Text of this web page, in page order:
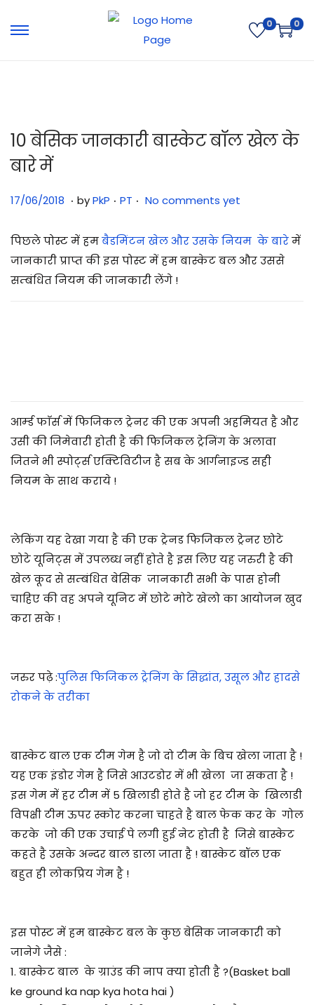
0 0
10 बेसिक जानकारी बास्केट बॉल खेल के
बारे में
Posted on
17/06/2018 3
/
0
7
. byPkP . Posted in
PT . No comments yet
पिछले पोस्ट में हमबैडमिंटन खेल और उसके नियम के बारेमें
जानकारी प्राप्त की इस पोस्ट में हम बास्केट बल और उससे
सम्बंधित नियम की जानकारी लेंगे !
आर्म्ड फाॅर्स में फिजिकल ट्रेनर की एक अपनी अहमियत है और
उसी की जिमेवारी होती है की फिजिकल ट्रेनिंग के अलावा
जितने भी स्पोर्ट्स एक्टिविटीज है सब के आर्गनाइज्ड सही
नियम के साथ कराये !
लेकिंग यह देखा गया है की एक ट्रेनड फिजिकलट्रेनरछोटे
छोटे यूनिट्स में उपलब्ध नहीं होते है इस लिए यह जरुरी है की
खेल कूद से सम्बंधित बेसिक जानकारी सभी के पास होनी
चाहिए की वह अपने यूनिट में छोटे मोटे खेलो का आयोजन खुद
करा सके !
जरुर पढ़े :पुलिस फिजिकल ट्रेनिंग के सिद्धांत, उसूल और हादसे
रोकने के तरीका
बास्केट बाल एक टीम गेम है जो दो टीम के बिच खेला जाता है !
यह एक इंडोर गेम है जिसे आउटडोर में भी खेला जा सकता है !
इस गेम में हर टीम में 5 खिलाडी होते है जो हर टीम के खिलाडी
विपक्षी टीम ऊपर स्कोर करना चाहते है बाल फेक कर के गोल
करके जो की एक उचाई पे लगी हुई नेट होती है जिसे बास्केट
कहते है उसके अन्दर बाल डाला जाता है ! बास्केट बॉल एक
बहुत ही लोकप्रिय गेम है !
इस पोस्ट में हम बास्केट बल के कुछ बेसिक जानकारी को
जानेगे जैसे :
1. बास्केट बाल के ग्राउंड की नाप क्या होती है ?(Basket ball
ke ground ka nap kya hota hai )